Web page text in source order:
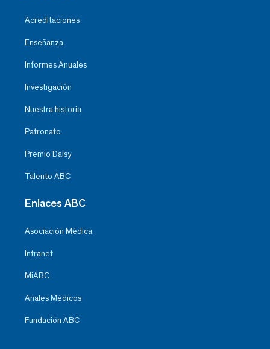
Acreditaciones
Enseñanza
Informes Anuales
Investigación
Nuestra historia
Patronato
Premio Daisy
Talento ABC
Enlaces ABC
Asociación Médica
Intranet
MiABC
Anales Médicos
Fundación ABC